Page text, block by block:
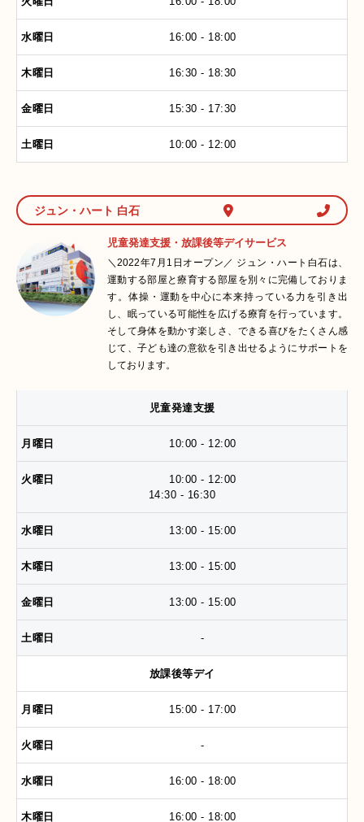
16:00 - 18:00
16:30 - 18:30
15:30 - 17:30
10:00 - 12:00
ジュン・ハート 白石
児童発達支援・放課後等デイサービス
＼2022年7月1日オープン／ ジュン・ハート白石は、
運動する部屋と療育する部屋を別々に完備しておりま
す。体操・運動を中心に本来持っている力を引き出
し、眠っている可能性を広げる療育を行っています。
そして身体を動かす楽しさ、できる喜びをたくさん感
じて、子ども達の意欲を引き出せるようにサポートを
しております。
児童発達支援
10:00 - 12:00
10:00 - 12:00
14:30 - 16:30
13:00 - 15:00
13:00 - 15:00
13:00 - 15:00
-
放課後等デイ
15:00 - 17:00
-
16:00 - 18:00
16:00 - 18:00